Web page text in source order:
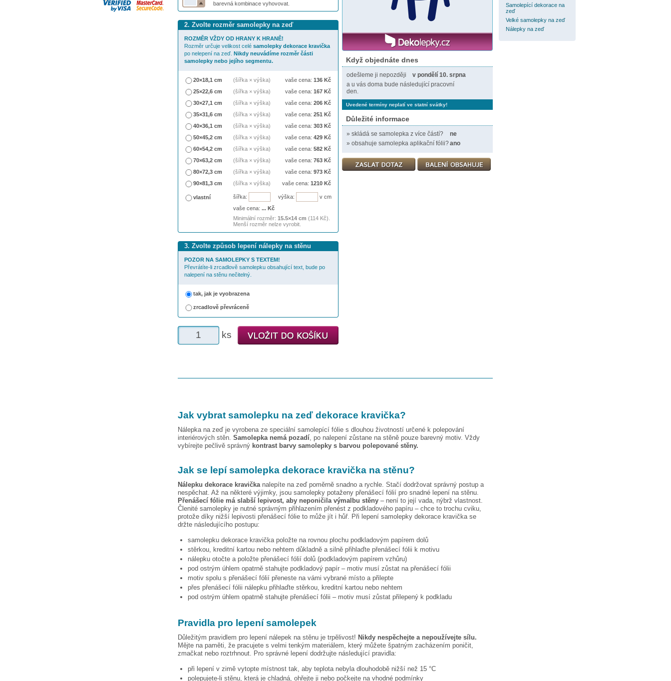
Když objednáte dnes
odešleme ji nepozději
v pondělí 10. srpna
a u vás doma bude následující pracovní
den.
Uvedené termíny neplatí ve statní svátky!
Důležité informace
» skládá se samolepka z více částí?
ne
» obsahuje samolepka aplikační fólii?ano
barevná kombinace vyhovovat.
2. Zvolte rozměr samolepky na zeď
ROZMĚR VŽDY OD HRANY K HRANĚ!
Rozměr určuje velikost celé samolepky dekorace kravička
po nelepení na zeď. Nikdy neuvádíme rozměr části
samolepky nebo jejího segmentu.
20×18,1 cm (šířka × výška) vaše cena: 136 Kč
25×22,6 cm
(šířka × výška) vaše cena: 167 Kč
30×27,1 cm
(šířka × výška) vaše cena: 206 Kč
35×31,6 cm
(šířka × výška) vaše cena: 251 Kč
40×36,1 cm
(šířka × výška) vaše cena: 303 Kč
50×45,2 cm
(šířka × výška) vaše cena: 429 Kč
60×54,2 cm
(šířka × výška) vaše cena: 582 Kč
70×63,2 cm
(šířka × výška) vaše cena: 763 Kč
80×72,3 cm
(šířka × výška) vaše cena: 973 Kč
90×81,3 cm
(šířka × výška) vaše cena: 1210 Kč
vlastní šířka: výška:
v cm
vaše cena: ... Kč
Minimální rozměr: 15.5×14 cm (114 Kč).
Menší rozměr nelze vyrobit.
3. Zvolte způsob lepení nálepky na stěnu
POZOR NA SAMOLEPKY S TEXTEM!
Převrátíte-li zrcadlově samolepku obsahující text, bude po
nalepení na stěnu nečitelný.
tak, jak je vyobrazena
zrcadlově převráceně
ks
Jak vybrat samolepku na zeď dekorace kravička?
Nálepka na zeď je vyrobena ze speciální samolepící fólie s dlouhou životností určené k polepování
interiérových stěn. Samolepka nemá pozadí, po nalepení zůstane na stěně pouze barevný motiv. Vždy
vybírejte pečlivě správný kontrast barvy samolepky s barvou polepované stěny.
Jak se lepí samolepka dekorace kravička na stěnu?
Nálepku dekorace kravičkanalepíte na zeď poměrně snadno a rychle. Stačí dodržovat správný postup a
nespěchat. Až na některé výjimky, jsou samolepky potaženy přenášecí fólií pro snadné lepení na stěnu.
Přenášecí fólie má slabší lepivost, aby neponičila výmalbu stěny – není to její vada, nýbrž vlastnost.
Členité samolepky je nutné správným přihlazením přenést z podkladového papíru – chce to trochu cviku,
protože díky nižší lepivosti přenášecí fólie to může jít i hůř. Při lepení samolepky dekorace kravičkase
držte následujícího postupu:
samolepku dekorace kravičkapoložte na rovnou plochu podkladovým papírem dolů
stěrkou, kreditní kartou nebo nehtem důkladně a silně přihlaďte přenášecí fólii k motivu
nálepku otočte a položte přenášecí fólií dolů (podkladovým papírem vzhůru)
pod ostrým úhlem opatrně stahujte podkladový papír – motiv musí zůstat na přenášecí fólii
motiv spolu s přenášecí fólií přeneste na vámi vybrané místo a přilepte
přes přenášecí fólii nálepku přihlaďte stěrkou, kreditní kartou nebo nehtem
pod ostrým úhlem opatrně stahujte přenášecí fólii – motiv musí zůstat přilepený k podkladu
Pravidla pro lepení samolepek
Důležitým pravidlem pro lepení nálepek na stěnu je trpělivost! Nikdy nespěchejte a nepoužívejte sílu.
Mějte na paměti, že pracujete s velmi tenkým materiálem, který můžete špatným zacházením poničit,
zmačkat nebo roztrhnout. Pro správné lepení dodržujte následující pravidla:
při lepení v zimě vytopte místnost tak, aby teplota nebyla dlouhodobě nižší než 15 °C
polepujete-li stěnu, která je chladná, ohřejte ji nebo počkejte na vhodné podmínky
Samolepící dekorace na
zeď
Velké samolepky na zeď
Nálepky na zeď